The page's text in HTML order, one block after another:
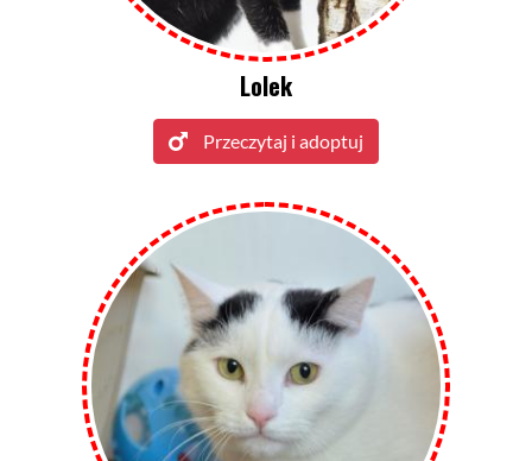
Lolek
Przeczytaj i adoptuj